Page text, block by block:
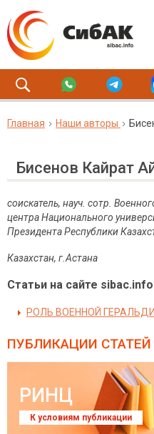
Главная Наши авторы
Бисенов Кайрат
соискатель, науч. сотр.
центра Национального
Президента Республики
Казахстан, г.Астана
Статьи на сайте sibac.info
РОЛЬ ВОЕННОЙ
ПУБЛИКАЦИИ СТАТЕЙ
РИНЦ
К условиям публикации